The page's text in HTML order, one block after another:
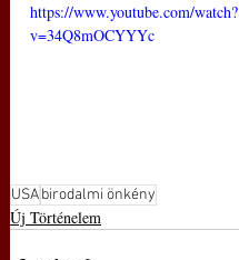
https://www.youtube.com/watch?
v=34Q8mOCYYYc
USAbirodalmi önkény
Új Történelem